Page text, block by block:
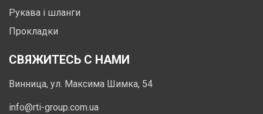
Рукава і шланги
Прокладки
СВЯЖИТЕСЬ С НАМИ
Винница, ул. Максима Шимка, 54
info@rti-group.com.ua